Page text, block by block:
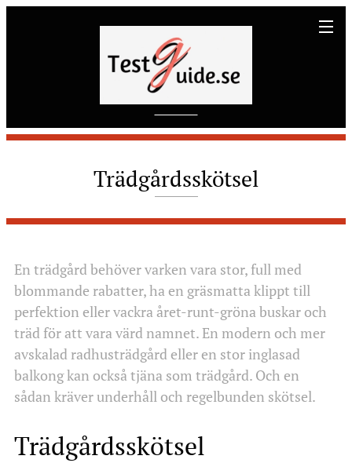
Trädgårdsskötsel
En trädgård behöver varken vara stor, full med
blommande rabatter, ha en gräsmatta klippt till
perfektion eller vackra året-runt-gröna buskar och
träd för att vara värd namnet. En modern och mer
avskalad radhusträdgård eller en stor inglasad
balkong kan också tjäna som trädgård. Och en
sådan kräver underhåll och regelbunden skötsel.
Trädgårdsskötsel